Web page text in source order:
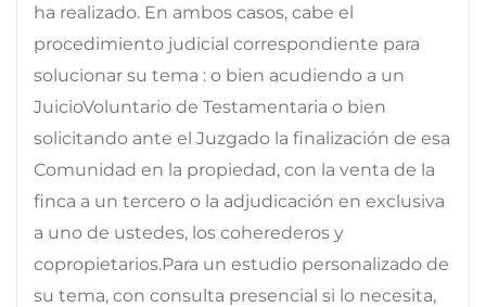
ha realizado. En ambos casos, cabe el
procedimiento judicial correspondiente para
solucionar su tema : o bien acudiendo a un
JuicioVoluntario de Testamentaria o bien
solicitando ante el Juzgado la finalización de esa
Comunidad en la propiedad, con la venta de la
finca a un tercero o la adjudicación en exclusiva
a uno de ustedes, los coherederos y
copropietarios.Para un estudio personalizado de
su tema, con consulta presencial si lo necesita,